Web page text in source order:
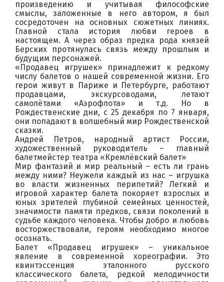
произведению и учитывая философские
смыслы, заложенные в него автором, я был
сосредоточен на основных сюжетных линиях.
Главной стала история любви героев в
настоящем. А через образ предка рода князей
Берских протянулась связь между прошлым и
будущим персонажей.
«Продавец игрушек» принадлежит к редкому
числу балетов о нашей современной жизни. Его
герои живут в Париже и Петербурге, работают
продавцами, экскурсоводами, летают
самолётами «Аэрофлота» и т.д. Но в
Рождественские дни, с 25 декабря по 7 января,
они попадают в волшебный мир Рождественской
сказки.
Андрей Петров, народный артист России,
художественный руководитель – главный
балетмейстер театра «Кремлёвский балет»
Мир фантазий и мир реальный – есть ли грань
между ними? Неужели каждый из нас – игрушка
во власти жизненных перипетий? Легкий и
игровой характер балета покоряет взрослых и
юных зрителей глубиной семейных ценностей,
значимости памяти предков, связи поколений в
судьбе каждого человека. Чтобы добро и любовь
восторжествовали, героям необходимо многое
осознать.
Балет «Продавец игрушек» – уникальное
явление в современной хореографии. Это
квинтэссенция эталонного русского
классического балета, редкой мелодичности